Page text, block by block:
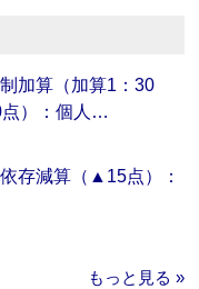
加算（加算1：30
点）：個人…
存減算（▲15点）：
もっと見る »